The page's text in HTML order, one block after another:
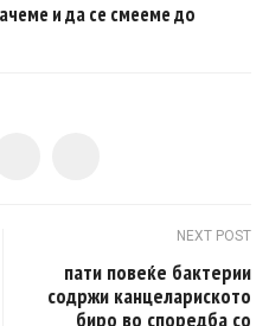
и да се смееме до
NEXT POST
пати повеќе бактерии
содржи канцелариското
биро во споредба со